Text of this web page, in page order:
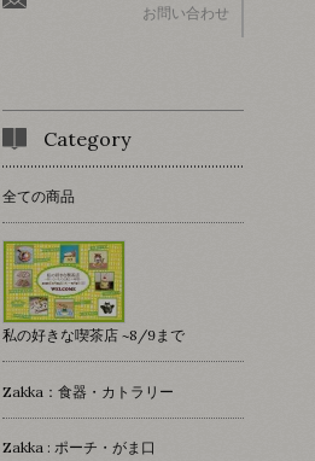
お問い合わせ
Category
全ての商品
私の好きな喫茶店 ~8/9まで
Zakka：食器・カトラリー
Zakka : ポーチ・がま口